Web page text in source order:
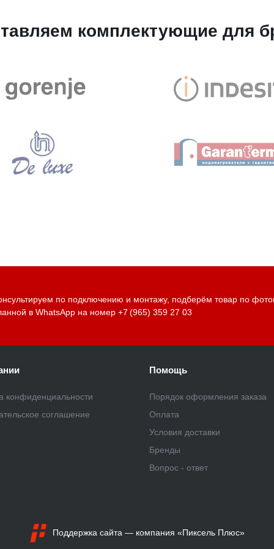
комплектующие для
по подключению и монтажу, подберём товар по
в WhatsApp на номер +7 (965) 359 27 03
конфиденциальности
соглашение
Помощь
Порядок оформления заказа
Оплата
Условия доставки
Бренды
Вопрос - ответ
Поддержка сайта — компания «Пиксель Плюс»